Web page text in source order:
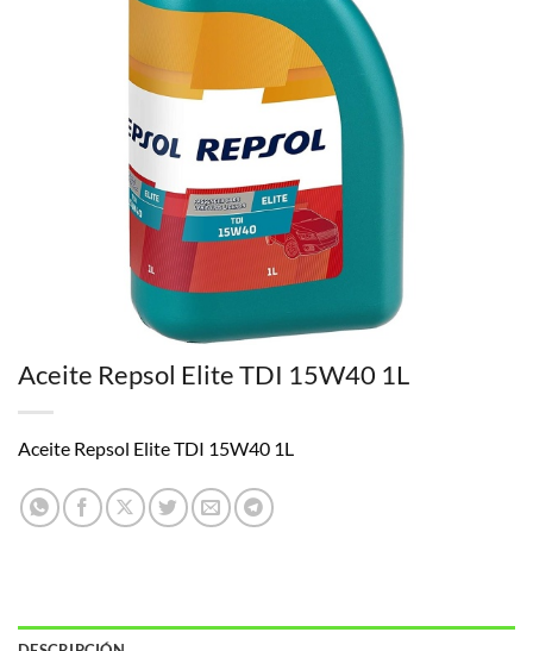
Aceite Repsol Elite TDI 15W40 1L
Aceite Repsol Elite TDI 15W40 1L